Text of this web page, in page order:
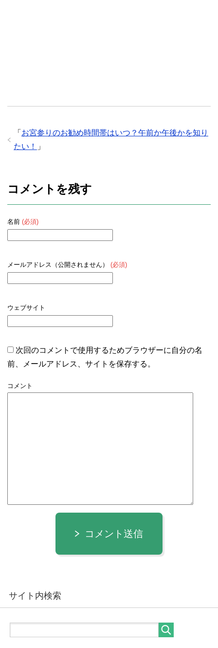
「 お宮参りのお勧め時間帯はいつ？午前か午後かを知り
たい！
」
コメントを残す
名前 (必須)
メールアドレス（公開されません） (必須)
ウェブサイト
次回のコメントで使用するためブラウザーに自分の名
前、メールアドレス、サイトを保存する。
コメント
コメント送信
サイト内検索